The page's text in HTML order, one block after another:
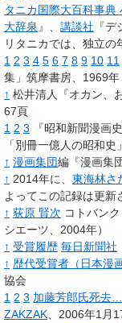
タニカ国際大百科事典
大辞泉 』、 講談社 『
リタニカでは、独立の
1 2 3 4 5 6 7 8 9 10 11
集」筑摩書房、1969
↑ 松井清人『オカン、
67頁
1 2 3 『昭和新聞漫画
「別冊一億人の昭和
↑ 漫画集団編『漫画集
↑ 2014年に、 東海林さ
よってこの記録は更新
↑ 荻原 賢次 コトバン
シエーツ、2004年）
↑ 受賞履歴 毎日新聞社
↑ 歴代受賞者（日本漫
協会
1 2 3 加藤芳郎氏死去…
ZAKZAK 、2006年1月